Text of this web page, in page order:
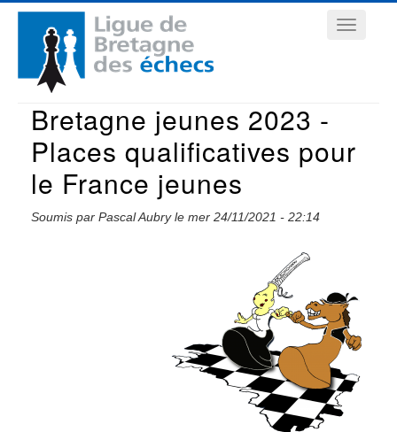
Aller
contenu
principal
Navigation
principale
Bretagne jeunes 2023 -
Places qualificatives pour
le France jeunes
Soumis par Pascal Aubryle mer 24/11/2021 - 22:14